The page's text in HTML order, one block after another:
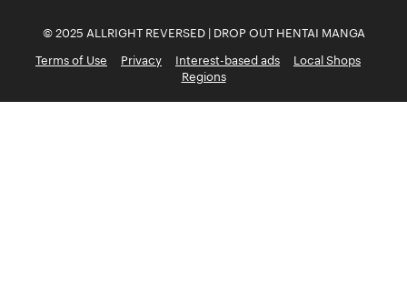
© 2025 ALLRIGHT REVERSED | DROP OUT HENTAI MANGA
Terms of Use
Privacy Interest-based ads
Local Shops
Regions